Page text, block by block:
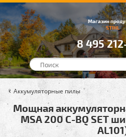
Магазин
STIHL
8 495
Аккумуляторные пилы
Мощная
MSA 200 C-BQ SET